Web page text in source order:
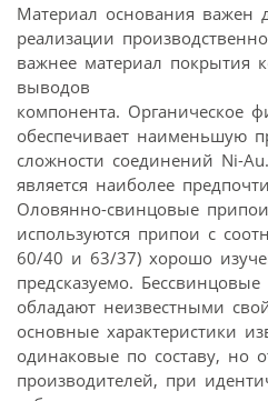
Материал основания важен
реализации
важнее материал покрытия
выводов
компонента. Органическое
обеспечивает наименьшую
сложности соединений Ni-
является наиболее
Оловянно-свинцовые
используются припои с
60/40 и 63/37) хорошо
предсказуемо.
обладают неизвестными
основные характеристики
одинаковые по составу, но
производителей, при